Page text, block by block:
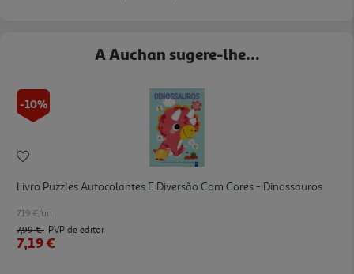
A Auchan sugere-lhe...
-10%
Livro Puzzles Autocolantes E Diversão Com Cores - Dinossauros
7.19 €/un
7,99 € PVP de editor
7,19 €